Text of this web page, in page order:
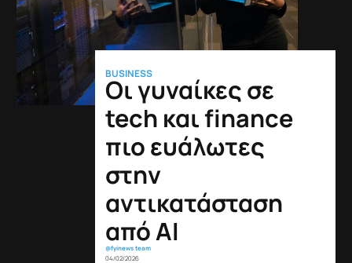
BUSINESS
Οι γυναίκες σε
tech και finance
πιο ευάλωτες
στην
αντικατάσταση
από ΑΙ
@fyinews team
04/02/2026